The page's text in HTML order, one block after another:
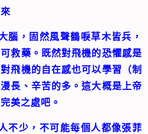
，固然風聲鶴唳草木皆兵，
救藥。既然對飛機的恐懼感是
飛機的自在感也可以學習（制
長、辛苦的多。這大概是上帝
美之處吧。
少，不可能每個人都像張菲